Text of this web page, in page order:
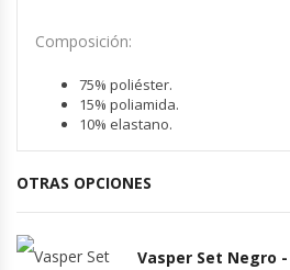
Composición:
75% poliéster.
15% poliamida.
10% elastano.
OTRAS OPCIONES
Vasper Set Negro